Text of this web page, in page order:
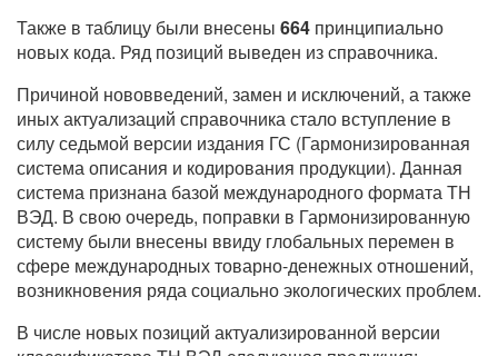
Также в таблицу были внесены 664 принципиально
новых кода. Ряд позиций выведен из справочника.
Причиной нововведений, замен и исключений, а также
иных актуализаций справочника стало вступление в
силу седьмой версии издания ГС (Гармонизированная
система описания и кодирования продукции). Данная
система признана базой международного формата ТН
ВЭД. В свою очередь, поправки в Гармонизированную
систему были внесены ввиду глобальных перемен в
сфере международных товарно-денежных отношений,
возникновения ряда социально экологических проблем.
В числе новых позиций актуализированной версии